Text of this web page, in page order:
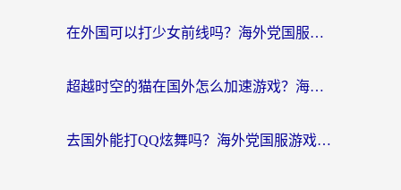
在外国可以打少女前线吗？海外党国服游戏畅玩终极指南（附避坑技巧）
超越时空的猫在国外怎么加速游戏？海外玩家国服畅玩终极指南
去国外能打QQ炫舞吗？海外党国服游戏不卡顿的终极指南